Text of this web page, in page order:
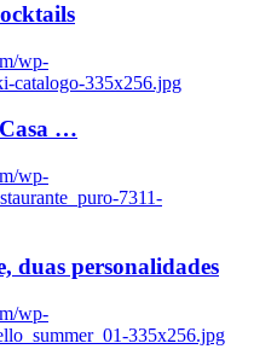
wp-
catalogo-335x256.jpg
…
wp-
7311-
duas personalidades
wp-
335x256.jpg